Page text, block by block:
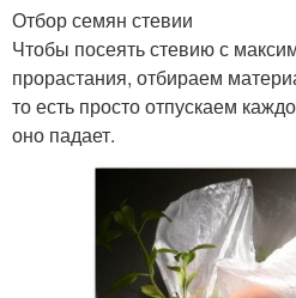
Отбор семян стевии
Чтобы посеять стевию с
прорастания, отбираем
то есть просто отпускаем
оно падает.